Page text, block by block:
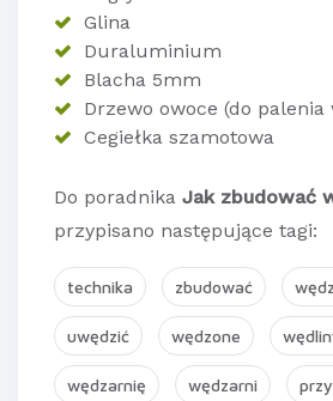
Glina
Duraluminium
Blacha 5mm
Drzewo owoce (do
Cegiełka szamotowa
Do poradnika Jak zbudować
przypisano następujące tagi:
technika zbudować
uwędzić wędzone
wędzarnię wędzarni